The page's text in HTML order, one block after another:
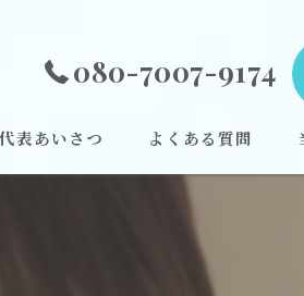
080-7007-9174
代表あいさつ よくある質問